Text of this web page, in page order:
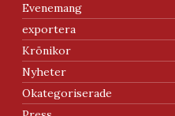
Evenemang
exportera
Krönikor
Nyheter
Okategoriserade